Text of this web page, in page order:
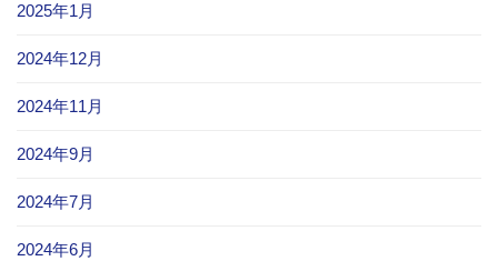
2025年1月
2024年12月
2024年11月
2024年9月
2024年7月
2024年6月